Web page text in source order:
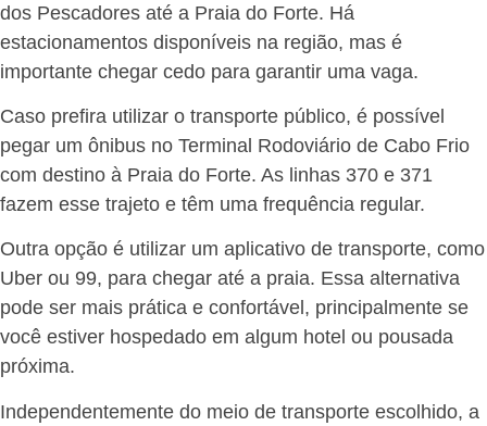
dos Pescadores até a Praia do Forte. Há
estacionamentos disponíveis na região, mas é
importante chegar cedo para garantir uma vaga.
Caso prefira utilizar o transporte público, é possível
pegar um ônibus no Terminal Rodoviário de Cabo Frio
com destino à Praia do Forte. As linhas 370 e 371
fazem esse trajeto e têm uma frequência regular.
Outra opção é utilizar um aplicativo de transporte, como
Uber ou 99, para chegar até a praia. Essa alternativa
pode ser mais prática e confortável, principalmente se
você estiver hospedado em algum hotel ou pousada
próxima.
Independentemente do meio de transporte escolhido, a